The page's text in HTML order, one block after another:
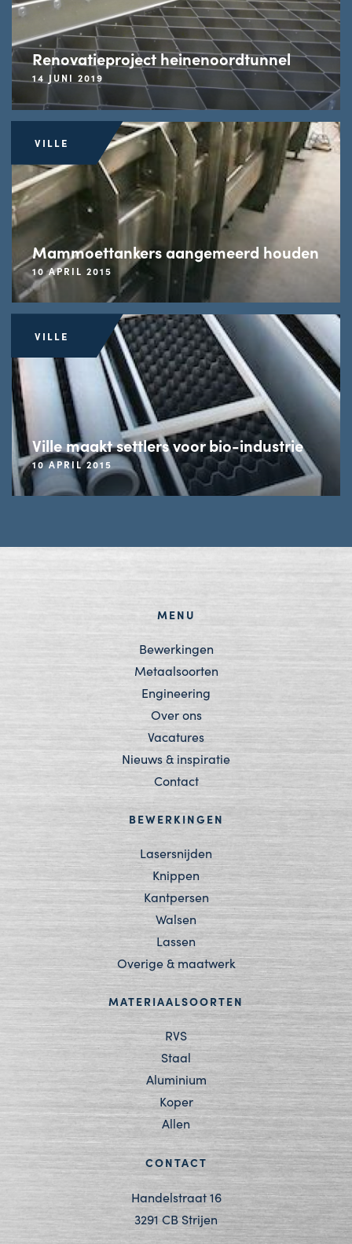
Renovatieproject heinenoordtunnel
14 JUNI 2019
VILLE
Mammoettankers aangemeerd houden
10 APRIL 2015
VILLE
Ville maakt settlers voor bio-industrie
10 APRIL 2015
MENU
Bewerkingen
Metaalsoorten
Engineering
Over ons
Vacatures
Nieuws & inspiratie
Contact
BEWERKINGEN
Lasersnijden
Knippen
Kantpersen
Walsen
Lassen
Overige & maatwerk
MATERIAALSOORTEN
RVS
Staal
Aluminium
Koper
Allen
CONTACT
Handelstraat 16
3291 CB Strijen